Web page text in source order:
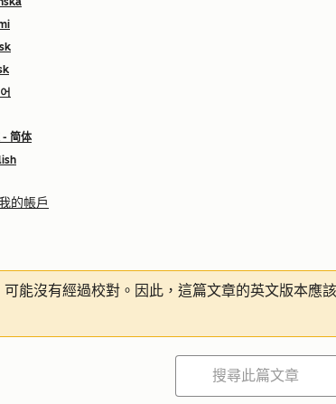
- 简体
的帳戶
能沒有經過校對。因此，這篇文章的英文版本應